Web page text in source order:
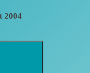
2004